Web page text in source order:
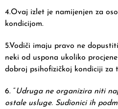
4.Ovaj izlet je namijenjen za
kondicijom.
5.Vodiči imaju pravo ne
neki od uspona ukoliko
dobroj psihofizičkoj kondiciji za
6. “Udruga ne organizira niti
ostale usluge. Sudionici ih